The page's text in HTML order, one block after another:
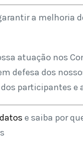
a melhoria
atuação nos
defesa dos
participantes e
e saiba por